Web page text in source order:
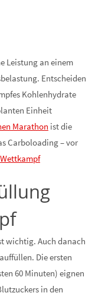
Leistung an einem
Entscheiden
Kohlenhydrate
Einheit
Marathon ist die
Carboloading – vor
wichtig. Auch danach
Die ersten
60 Minuten) eignen
in den